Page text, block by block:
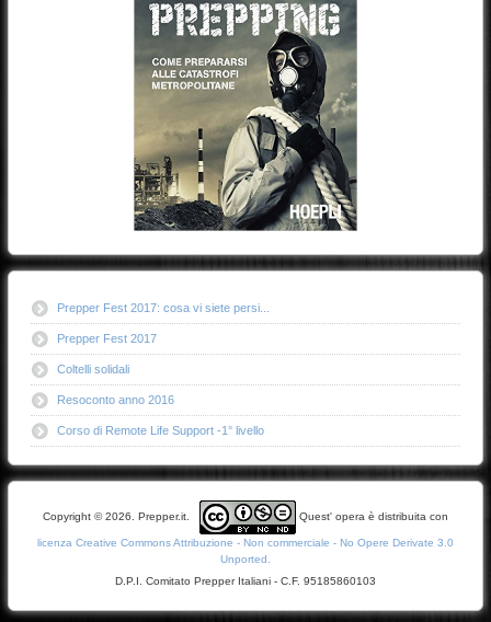
Prepper Fest 2017: cosa vi siete persi...
Prepper Fest 2017
Coltelli solidali
Resoconto anno 2016
Corso di Remote Life Support -1° livello
Copyright © 2026. Prepper.it. Quest' opera è distribuita con
licenza Creative Commons Attribuzione - Non commerciale - No Opere Derivate 3.0
Unported.
D.P.I. Comitato Prepper Italiani - C.F. 95185860103